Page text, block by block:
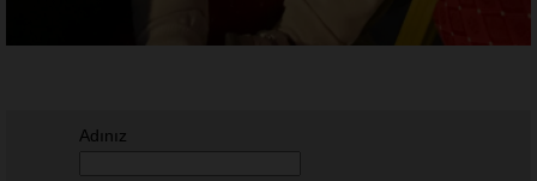
Adınız